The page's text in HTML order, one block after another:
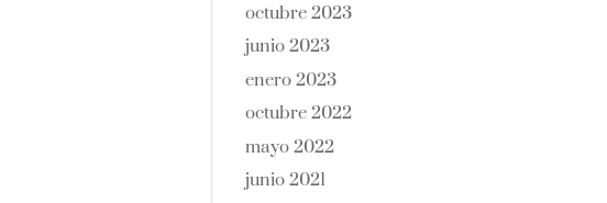
octubre 2023
junio 2023
enero 2023
octubre 2022
mayo 2022
junio 2021